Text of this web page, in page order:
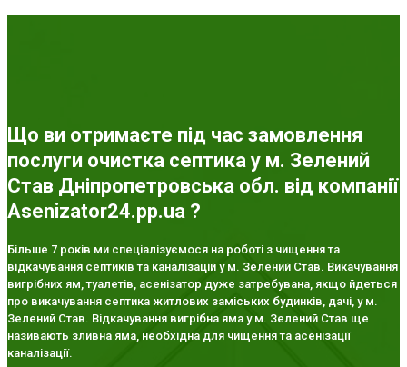
Що ви отримаєте під час замовлення
послуги очистка септика у м. Зелений
Став Дніпропетровська обл. від компанії
Asenizator24.pp.ua ?
Більше 7 років ми спеціалізуємося на роботі з чищення та
відкачування септиків та каналізацій у м. Зелений Став. Викачування
вигрібних ям, туалетів, асенізатор дуже затребувана, якщо йдеться
про викачування септика житлових заміських будинків, дачі, у м.
Зелений Став. Відкачування вигрібна яма у м. Зелений Став ще
називають зливна яма, необхідна для чищення та асенізації
каналізації.